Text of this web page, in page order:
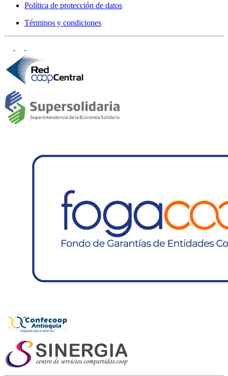
Política de protección de datos
Términos y condiciones